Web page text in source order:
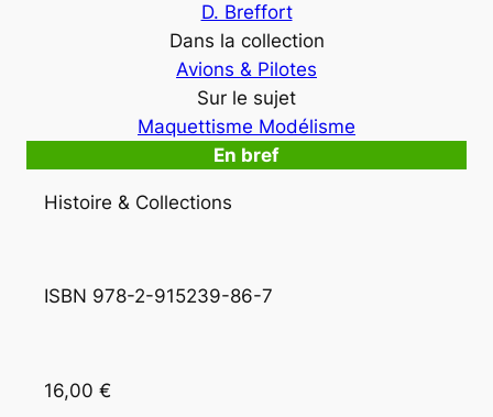
D. Breffort
Dans la collection
Avions & Pilotes
Sur le sujet
Maquettisme Modélisme
En bref
Histoire & Collections
ISBN 978-2-915239-86-7
16,00 €